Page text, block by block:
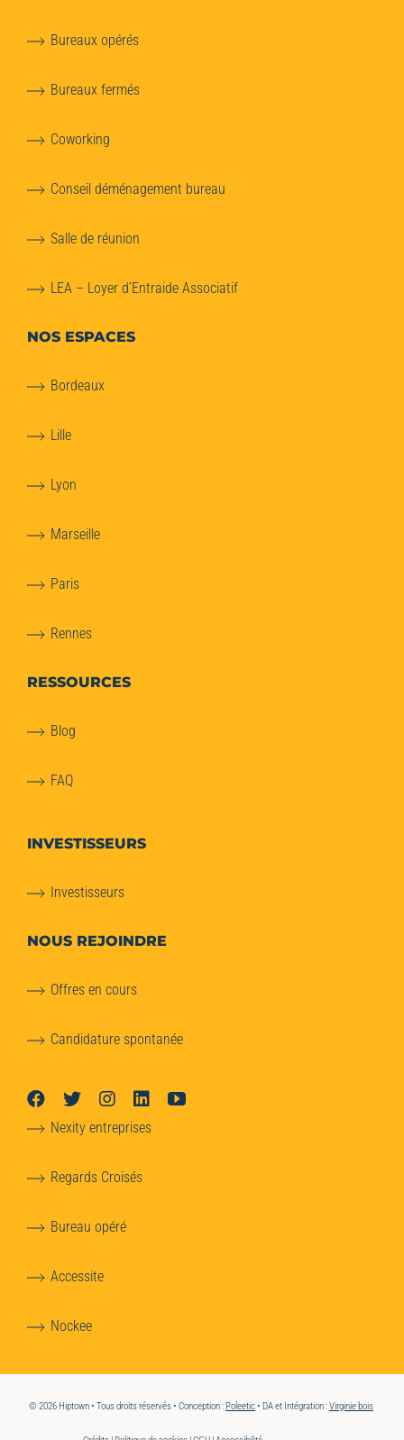
Bureaux opérés
Bureaux fermés
Coworking
Conseil déménagement bureau
Salle de réunion
LEA – Loyer d’Entraide Associatif
NOS ESPACES
Bordeaux
Lille
Lyon
Marseille
Paris
Rennes
RESSOURCES
Blog
FAQ
INVESTISSEURS
Investisseurs
NOUS REJOINDRE
Offres en cours
Candidature spontanée
Nexity entreprises
Regards Croisés
Bureau opéré
Accessite
Nockee
© 2026 Hiptown • Tous droits réservés • Conception : Poleetic• DA et Intégration :Virginie bois